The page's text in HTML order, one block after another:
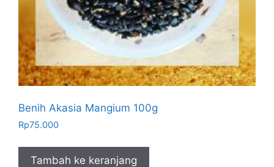
Benih Akasia Mangium 100g
Rp75.000
Tambah ke keranjang